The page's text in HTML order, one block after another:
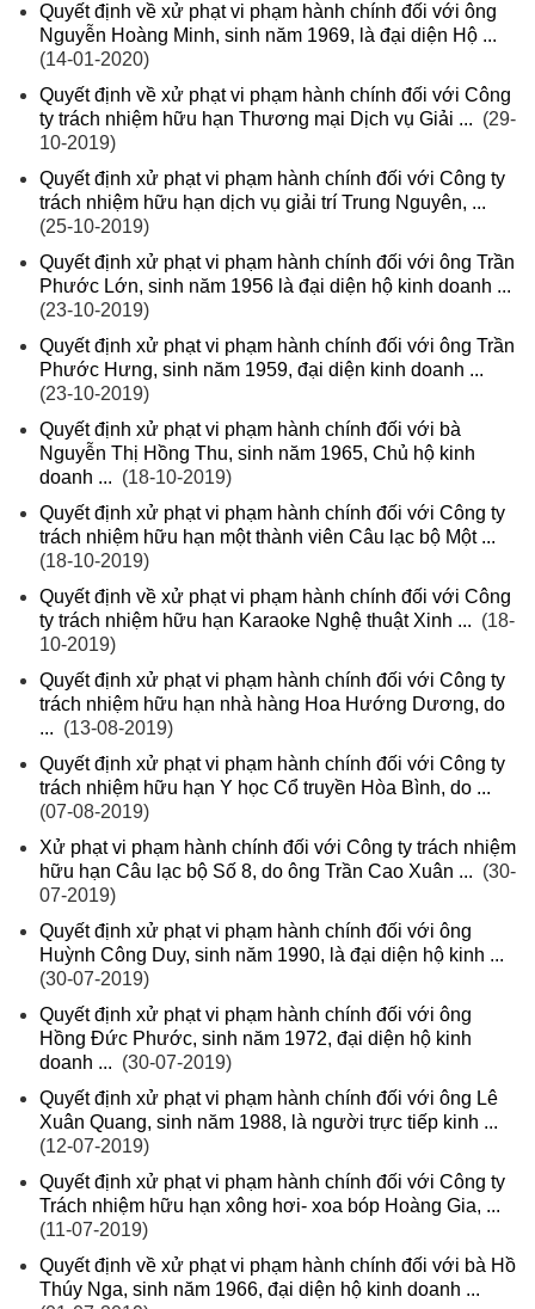
Quyết định về xử phạt vi phạm hành chính đối với ông
Nguyễn Hoàng Minh, sinh năm 1969, là đại diện Hộ ...
(14-01-2020)
Quyết định về xử phạt vi phạm hành chính đối với Công
ty trách nhiệm hữu hạn Thương mại Dịch vụ Giải ... (29-
10-2019)
Quyết định xử phạt vi phạm hành chính đối với Công ty
trách nhiệm hữu hạn dịch vụ giải trí Trung Nguyên, ...
(25-10-2019)
Quyết định xử phạt vi phạm hành chính đối với ông Trần
Phước Lớn, sinh năm 1956 là đại diện hộ kinh doanh ...
(23-10-2019)
Quyết định xử phạt vi phạm hành chính đối với ông Trần
Phước Hưng, sinh năm 1959, đại diện kinh doanh ...
(23-10-2019)
Quyết định xử phạt vi phạm hành chính đối với bà
Nguyễn Thị Hồng Thu, sinh năm 1965, Chủ hộ kinh
doanh ... (18-10-2019)
Quyết định xử phạt vi phạm hành chính đối với Công ty
trách nhiệm hữu hạn một thành viên Câu lạc bộ Một ...
(18-10-2019)
Quyết định về xử phạt vi phạm hành chính đối với Công
ty trách nhiệm hữu hạn Karaoke Nghệ thuật Xinh ... (18-
10-2019)
Quyết định xử phạt vi phạm hành chính đối với Công ty
trách nhiệm hữu hạn nhà hàng Hoa Hướng Dương, do
... (13-08-2019)
Quyết định xử phạt vi phạm hành chính đối với Công ty
trách nhiệm hữu hạn Y học Cổ truyền Hòa Bình, do ...
(07-08-2019)
Xử phạt vi phạm hành chính đối với Công ty trách nhiệm
hữu hạn Câu lạc bộ Số 8, do ông Trần Cao Xuân ... (30-
07-2019)
Quyết định xử phạt vi phạm hành chính đối với ông
Huỳnh Công Duy, sinh năm 1990, là đại diện hộ kinh ...
(30-07-2019)
Quyết định xử phạt vi phạm hành chính đối với ông
Hồng Đức Phước, sinh năm 1972, đại diện hộ kinh
doanh ... (30-07-2019)
Quyết định xử phạt vi phạm hành chính đối với ông Lê
Xuân Quang, sinh năm 1988, là người trực tiếp kinh ...
(12-07-2019)
Quyết định xử phạt vi phạm hành chính đối với Công ty
Trách nhiệm hữu hạn xông hơi- xoa bóp Hoàng Gia, ...
(11-07-2019)
Quyết định về xử phạt vi phạm hành chính đối với bà Hồ
Thúy Nga, sinh năm 1966, đại diện hộ kinh doanh ...